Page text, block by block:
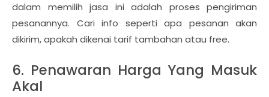
dalam memilih jasa ini adalah proses pengiriman
pesanannya. Cari info seperti apa pesanan akan
dikirim, apakah dikenai tarif tambahan atau free.
6. Penawaran Harga Yang Masuk
Akal